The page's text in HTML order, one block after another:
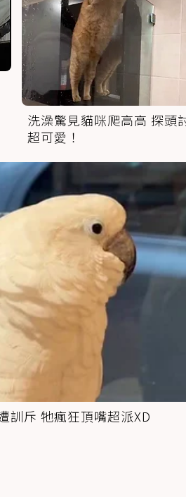
洗澡驚見貓咪爬高高 探頭
超可愛！
訓斥 牠瘋狂頂嘴超派XD